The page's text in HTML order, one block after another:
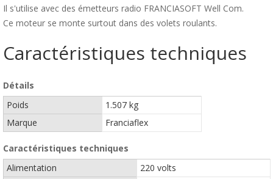
Il s'utilise avec des émetteurs radio FRANCIASOFT Well Com.
Ce moteur se monte surtout dans des volets roulants.
Caractéristiques techniques
Détails
Poids
1.507 kg
Marque
Franciaflex
Caractéristiques techniques
Alimentation
220 volts